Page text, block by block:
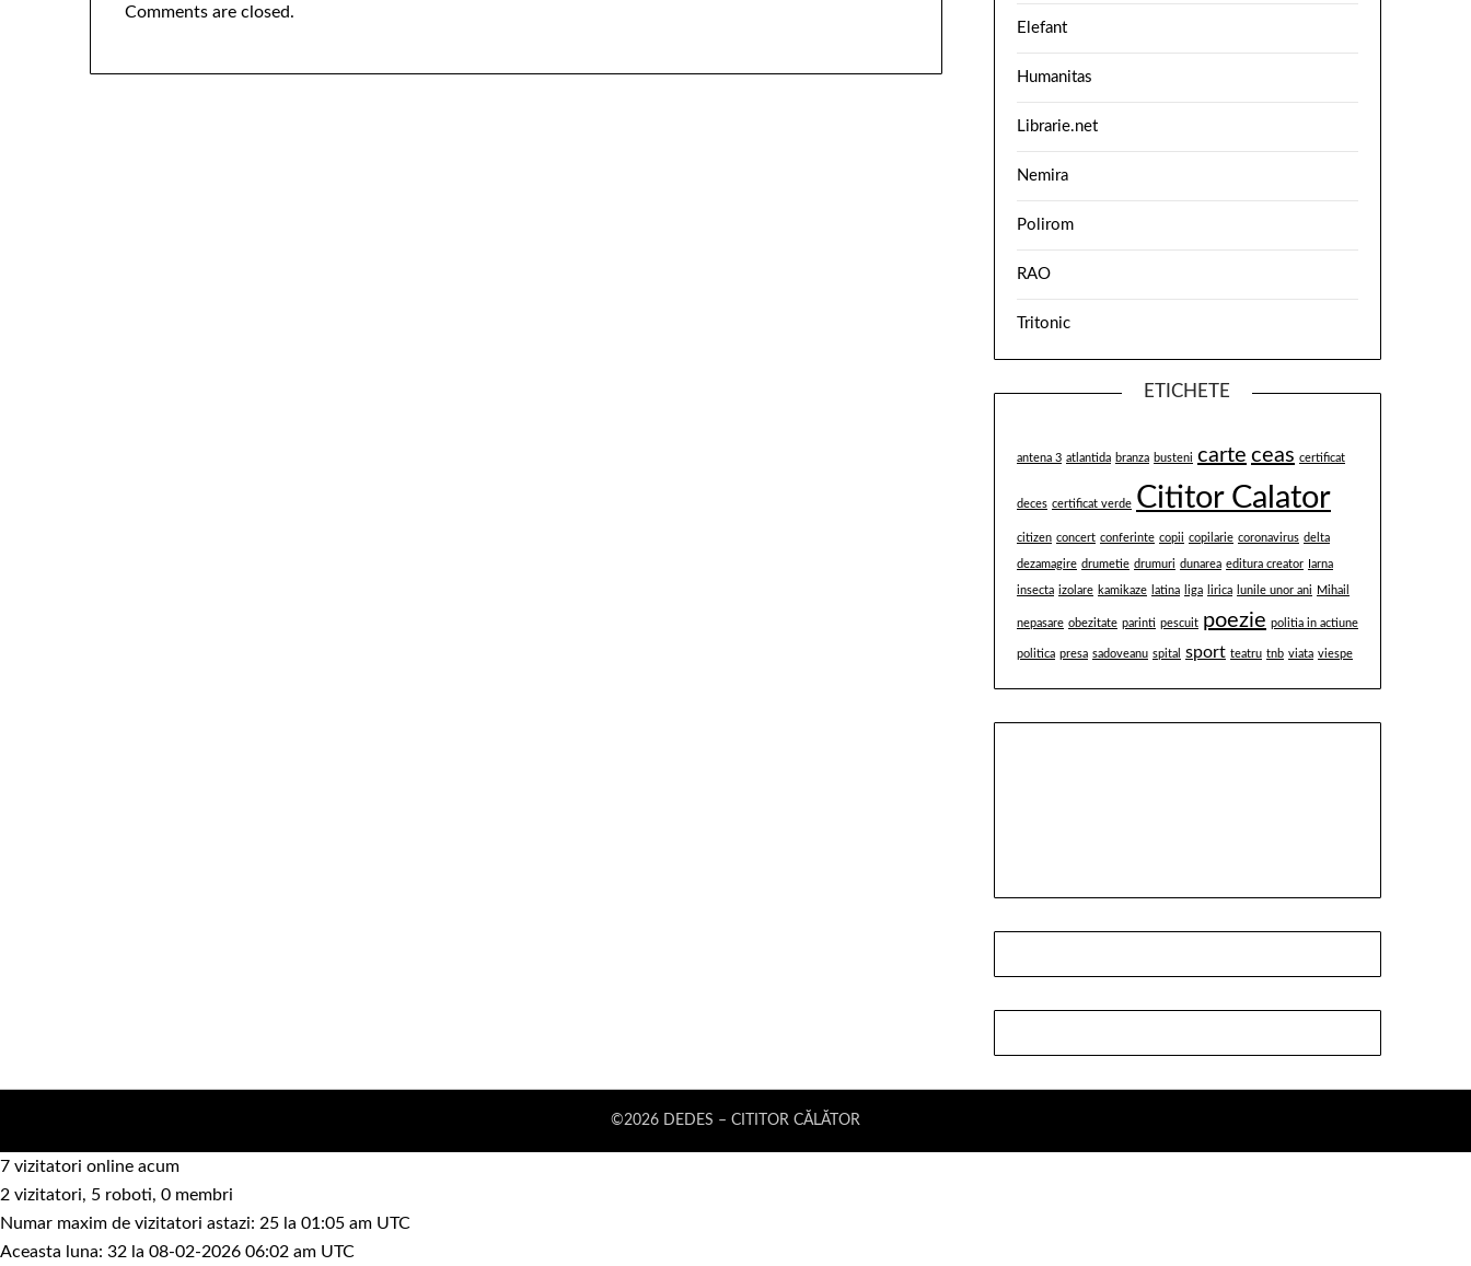
Comments are closed.
Elefant
Humanitas
Librarie.net
Nemira
Polirom
RAO
Tritonic
ETICHETE
antena 3 atlantida branza busteni carte ceas certificat
deces certificat verde Cititor Calator
citizen concert conferinte copii copilarie coronavirus delta
dezamagire drumetie drumuri dunarea editura creator Iarna
insecta izolare kamikaze latina liga lirica lunile unor ani Mihail
nepasare obezitate parinti pescuit poezie politia in actiune
politica presa sadoveanu spital sport teatru tnb viata viespe
©2026 DEDES – CITITOR CĂLĂTOR
7 vizitatori online acum
2 vizitatori, 5 roboti, 0 membri
Numar maxim de vizitatori astazi: 25 la 01:05 am UTC
Aceasta luna: 32 la 08-02-2026 06:02 am UTC